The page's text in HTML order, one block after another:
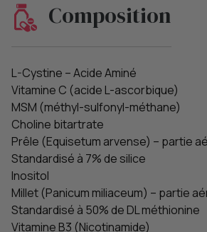
Composition
L-Cystine – Acide Aminé
Vitamine C (acide L-ascorbique)
MSM (méthyl-sulfonyl-méthane)
Choline bitartrate
Prêle (Equisetum arvense) – partie
Standardisé à 7% de silice
Inositol
Millet (Panicum miliaceum) – partie
Standardisé à 50% de DL méthionine
Vitamine B3 (Nicotinamide)